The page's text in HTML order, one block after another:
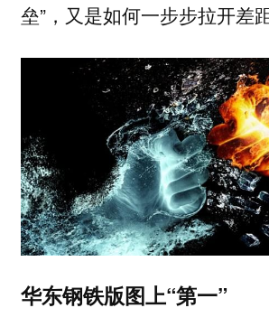
垒”，又是如何一步步拉开差
华东钢铁版图上“第一”